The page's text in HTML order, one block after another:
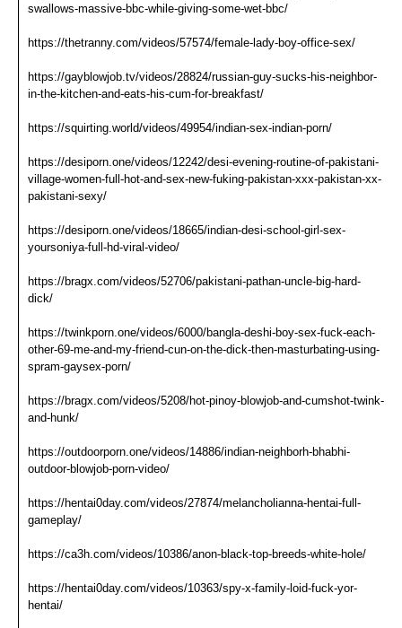
swallows-massive-bbc-while-giving-some-wet-bbc/
https://thetranny.com/videos/57574/female-lady-boy-office-sex/
https://gayblowjob.tv/videos/28824/russian-guy-sucks-his-neighbor-
in-the-kitchen-and-eats-his-cum-for-breakfast/
https://squirting.world/videos/49954/indian-sex-indian-porn/
https://desiporn.one/videos/12242/desi-evening-routine-of-pakistani-
village-women-full-hot-and-sex-new-fuking-pakistan-xxx-pakistan-xx-
pakistani-sexy/
https://desiporn.one/videos/18665/indian-desi-school-girl-sex-
yoursoniya-full-hd-viral-video/
https://bragx.com/videos/52706/pakistani-pathan-uncle-big-hard-
dick/
https://twinkporn.one/videos/6000/bangla-deshi-boy-sex-fuck-each-
other-69-me-and-my-friend-cun-on-the-dick-then-masturbating-using-
spram-gaysex-porn/
https://bragx.com/videos/5208/hot-pinoy-blowjob-and-cumshot-twink-
and-hunk/
https://outdoorporn.one/videos/14886/indian-neighborh-bhabhi-
outdoor-blowjob-porn-video/
https://hentai0day.com/videos/27874/melancholianna-hentai-full-
gameplay/
https://ca3h.com/videos/10386/anon-black-top-breeds-white-hole/
https://hentai0day.com/videos/10363/spy-x-family-loid-fuck-yor-
hentai/